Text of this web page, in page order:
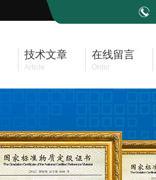
技术文章
Article
在线留言
Order